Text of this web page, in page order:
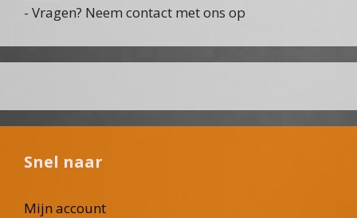
- Vragen? Neem contact met ons op
Snel naar
Mijn account